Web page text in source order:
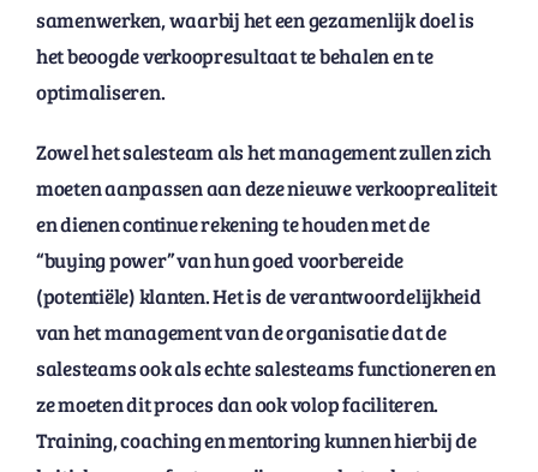
samenwerken, waarbij het een gezamenlijk doel is
het beoogde verkoopresultaat te behalen en te
optimaliseren.
Zowel het salesteam als het management zullen zich
moeten aanpassen aan deze nieuwe verkooprealiteit
en dienen continue rekening te houden met de
“buying power” van hun goed voorbereide
(potentiële) klanten. Het is de verantwoordelijkheid
van het management van de organisatie dat de
salesteams ook als echte salesteams functioneren en
ze moeten dit proces dan ook volop faciliteren.
Training, coaching en mentoring kunnen hierbij de